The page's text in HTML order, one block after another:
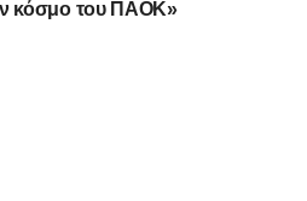
κόσμο του ΠΑΟΚ»